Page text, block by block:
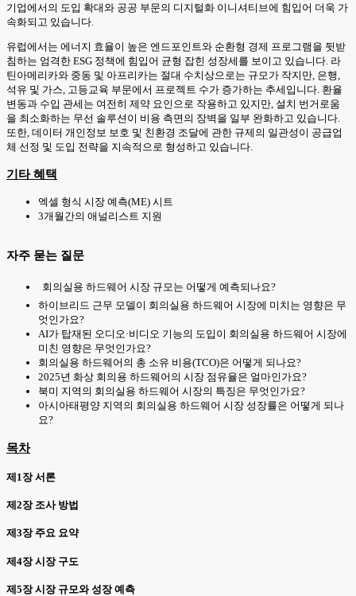
기업에서의 도입 확대와 공공 부문의 디지털화 이니셔티브에 힘입어 더욱 가
속화되고 있습니다.
유럽에서는 에너지 효율이 높은 엔드포인트와 순환형 경제 프로그램을 뒷받
침하는 엄격한 ESG 정책에 힘입어 균형 잡힌 성장세를 보이고 있습니다. 라
틴아메리카와 중동 및 아프리카는 절대 수치상으로는 규모가 작지만, 은행,
석유 및 가스, 고등교육 부문에서 프로젝트 수가 증가하는 추세입니다. 환율
변동과 수입 관세는 여전히 제약 요인으로 작용하고 있지만, 설치 번거로움
을 최소화하는 무선 솔루션이 비용 측면의 장벽을 일부 완화하고 있습니다.
또한, 데이터 개인정보 보호 및 친환경 조달에 관한 규제의 일관성이 공급업
체 선정 및 도입 전략을 지속적으로 형성하고 있습니다.
기타 혜택
엑셀 형식 시장 예측(ME) 시트
3개월간의 애널리스트 지원
자주 묻는 질문
회의실용 하드웨어 시장 규모는 어떻게 예측되나요?
하이브리드 근무 모델이 회의실용 하드웨어 시장에 미치는 영향은 무
엇인가요?
AI가 탑재된 오디오·비디오 기능의 도입이 회의실용 하드웨어 시장에
미친 영향은 무엇인가요?
회의실용 하드웨어의 총 소유 비용(TCO)은 어떻게 되나요?
2025년 화상 회의용 하드웨어의 시장 점유율은 얼마인가요?
북미 지역의 회의실용 하드웨어 시장의 특징은 무엇인가요?
아시아태평양 지역의 회의실용 하드웨어 시장 성장률은 어떻게 되나
요?
목차
제1장 서론
제2장 조사 방법
제3장 주요 요약
제4장 시장 구도
제5장 시장 규모와 성장 예측